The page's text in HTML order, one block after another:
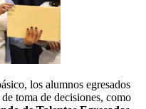
los alumnos egresados
toma de decisiones, como